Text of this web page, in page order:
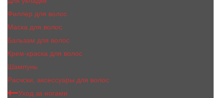
Филлер для волос
Маска для волос
Бальзам для волос
Крем-краска для волос
Шампунь
Расчски, аксессуары для волос
Уход за ногами